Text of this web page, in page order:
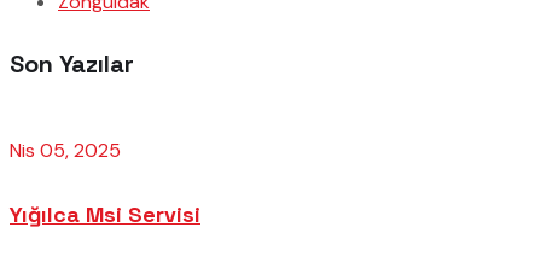
Son Yazılar
Nis 05, 2025
Yığılca Msi Servisi